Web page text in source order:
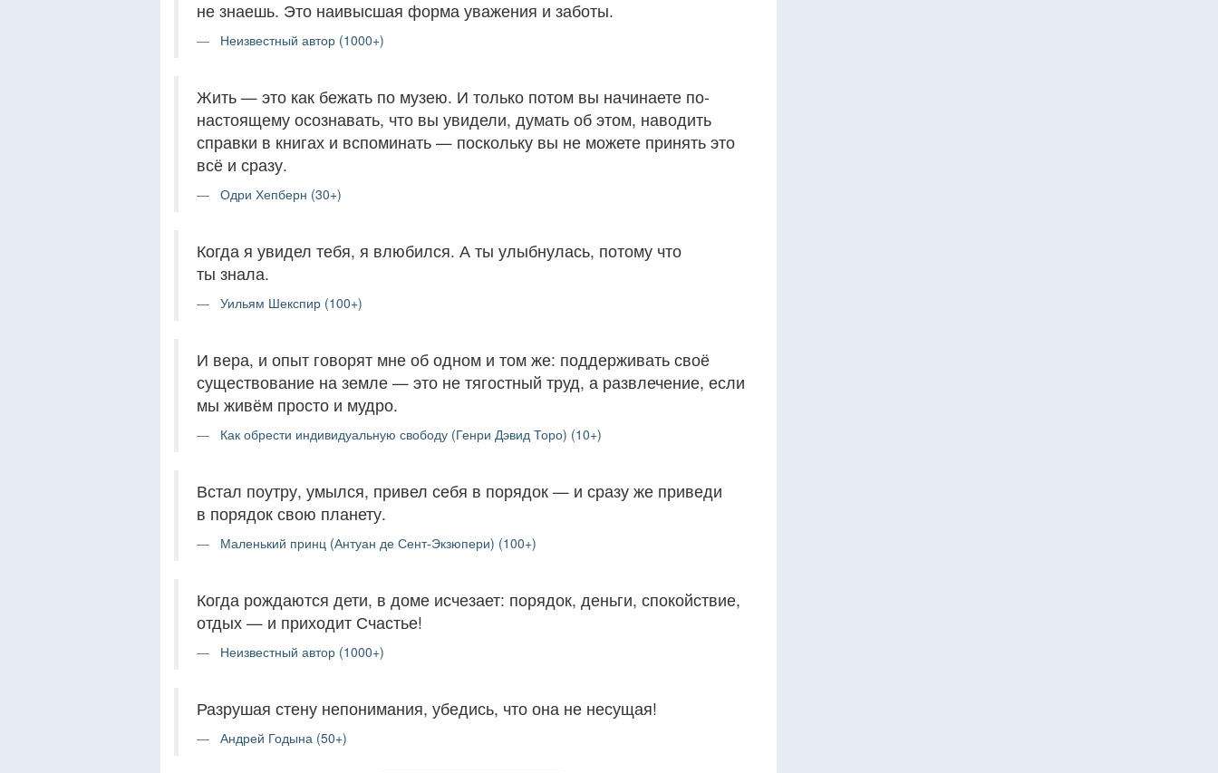
не знаешь. Это наивысшая форма уважения и заботы.
Неизвестный автор (1000+)
Жить — это как бежать по музею. И только потом вы начинаете по-
настоящему осознавать, что вы увидели, думать об этом, наводить
справки в книгах и вспоминать — поскольку вы не можете принять это
всё и сразу.
Одри Хепберн (30+)
Когда я увидел тебя, я влюбился. А ты улыбнулась, потому что
ты знала.
Уильям Шекспир (100+)
И вера, и опыт говорят мне об одном и том же: поддерживать своё
существование на земле — это не тягостный труд, а развлечение, если
мы живём просто и мудро.
Как обрести индивидуальную свободу (Генри Дэвид Торо) (10+)
Встал поутру, умылся, привел себя в порядок — и сразу же приведи
в порядок свою планету.
Маленький принц (Антуан де Сент-Экзюпери) (100+)
Когда рождаются дети, в доме исчезает: порядок, деньги, спокойствие,
отдых — и приходит Счастье!
Неизвестный автор (1000+)
Разрушая стену непонимания, убедись, что она не несущая!
Андрей Годына (50+)